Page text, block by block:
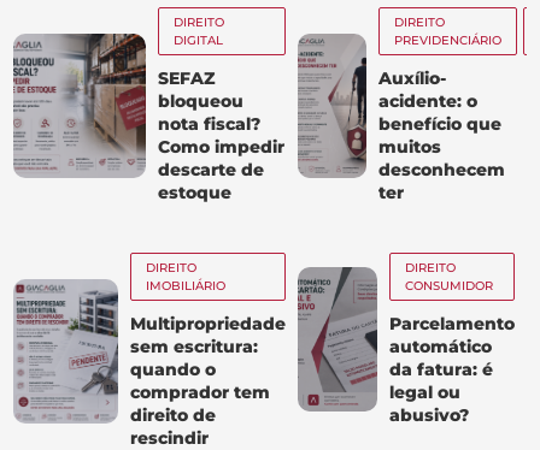
DIREITO
DIGITAL
SEFAZ
bloqueou
nota fiscal?
Como impedir
descarte de
estoque
DIREITO
IMOBILIÁRIO
Multipropriedade
sem escritura:
quando o
comprador tem
direito de
rescindir
DIREITO
PREVIDENCIÁRIO
Auxílio-
acidente: o
benefício que
muitos
desconhecem
ter
DIREITO
CONSUMIDOR
Parcelamento
automático
da fatura: é
legal ou
abusivo?